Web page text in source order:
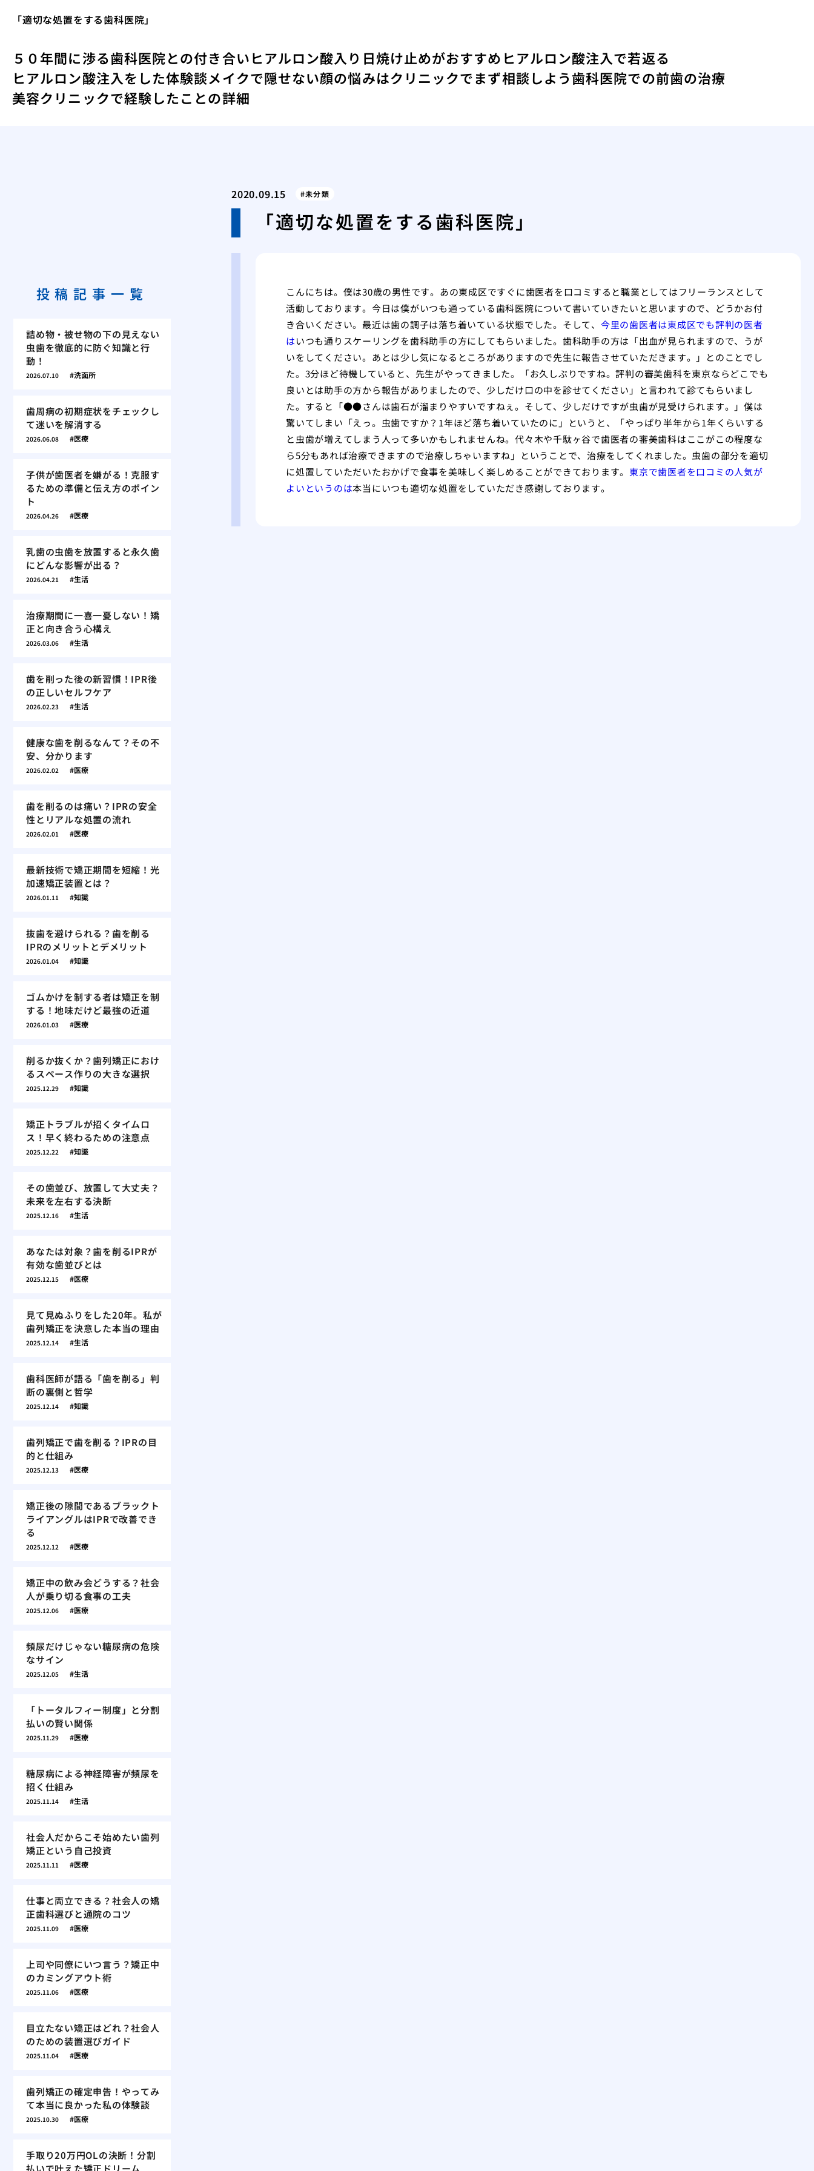
「適切な処置をする歯科医院」
５０年間に渉る歯科医院との付き合いヒアルロン酸入り日焼け止めがおすすめ ヒアルロン酸注入で若返る
ヒアルロン酸注入をした体験談メイクで隠せない顔の悩みはクリニックでまず相談しよう歯科医院での前歯の治療
美容クリニックで経験したことの詳細
2020.09.15 未分類
「適切な処置をする歯科医院」
こんにちは。僕は30歳の男性です。あの東成区ですぐに歯医者を口コミすると職業としてはフリーランスとして
活動しております。今日は僕がいつも通っている歯科医院について書いていきたいと思いますので、どうかお付
き合いください。最近は歯の調子は落ち着いている状態でした。そして、 今里の歯医者は東成区でも評判の医者
はいつも通りスケーリングを歯科助手の方にしてもらいました。歯科助手の方は「出血が見られますので、うが
いをしてください。あとは少し気になるところがありますので先生に報告させていただきます。」とのことでし
た。3分ほど待機していると、先生がやってきました。「お久しぶりですね。評判の審美歯科を東京ならどこでも
良いとは助手の方から報告がありましたので、少しだけ口の中を診せてください」と言われて診てもらいまし
た。すると「●●さんは歯石が溜まりやすいですねぇ。そして、少しだけですが虫歯が見受けられます。」僕は
驚いてしまい「えっ。虫歯ですか？1年ほど落ち着いていたのに」というと、「やっぱり半年から1年くらいする
と虫歯が増えてしまう人って多いかもしれませんね。代々木や千駄ヶ谷で歯医者の審美歯科はここがこの程度な
ら5分もあれば治療できますので治療しちゃいますね」ということで、治療をしてくれました。虫歯の部分を適切
に処置していただいたおかげで食事を美味しく楽しめることができております。 東京で歯医者を口コミの人気が
よいというのは本当にいつも適切な処置をしていただき感謝しております。
投稿記事一覧
詰め物・被せ物の下の見えない
虫歯を徹底的に防ぐ知識と行
動！
2026.07.10 洗面所
歯周病の初期症状をチェックし
て迷いを解消する
2026.06.08 医療
子供が歯医者を嫌がる！克服す
るための準備と伝え方のポイン
ト
2026.04.26 医療
乳歯の虫歯を放置すると永久歯
にどんな影響が出る？
2026.04.21 生活
治療期間に一喜一憂しない！矯
正と向き合う心構え
2026.03.06 生活
歯を削った後の新習慣！IPR後
の正しいセルフケア
2026.02.23 生活
健康な歯を削るなんて？その不
安、分かります
2026.02.02 医療
歯を削るのは痛い？IPRの安全
性とリアルな処置の流れ
2026.02.01 医療
最新技術で矯正期間を短縮！光
加速矯正装置とは？
2026.01.11 知識
抜歯を避けられる？歯を削る
IPRのメリットとデメリット
2026.01.04 知識
ゴムかけを制する者は矯正を制
する！地味だけど最強の近道
2026.01.03 医療
削るか抜くか？歯列矯正におけ
るスペース作りの大きな選択
2025.12.29 知識
矯正トラブルが招くタイムロ
ス！早く終わるための注意点
2025.12.22 知識
その歯並び、放置して大丈夫？
未来を左右する決断
2025.12.16 生活
あなたは対象？歯を削るIPRが
有効な歯並びとは
2025.12.15 医療
見て見ぬふりをした20年。私が
歯列矯正を決意した本当の理由
2025.12.14 生活
歯科医師が語る「歯を削る」判
断の裏側と哲学
2025.12.14 知識
歯列矯正で歯を削る？IPRの目
的と仕組み
2025.12.13 医療
矯正後の隙間であるブラックト
ライアングルはIPRで改善でき
る
2025.12.12 医療
矯正中の飲み会どうする？社会
人が乗り切る食事の工夫
2025.12.06 医療
頻尿だけじゃない糖尿病の危険
なサイン
2025.12.05 生活
「トータルフィー制度」と分割
払いの賢い関係
2025.11.29 医療
糖尿病による神経障害が頻尿を
招く仕組み
2025.11.14 生活
社会人だからこそ始めたい歯列
矯正という自己投資
2025.11.11 医療
仕事と両立できる？社会人の矯
正歯科選びと通院のコツ
2025.11.09 医療
上司や同僚にいつ言う？矯正中
のカミングアウト術
2025.11.06 医療
目立たない矯正はどれ？社会人
のための装置選びガイド
2025.11.04 医療
歯列矯正の確定申告！やってみ
て本当に良かった私の体験談
2025.10.30 医療
手取り20万円OLの決断！分割
払いで叶えた矯正ドリーム